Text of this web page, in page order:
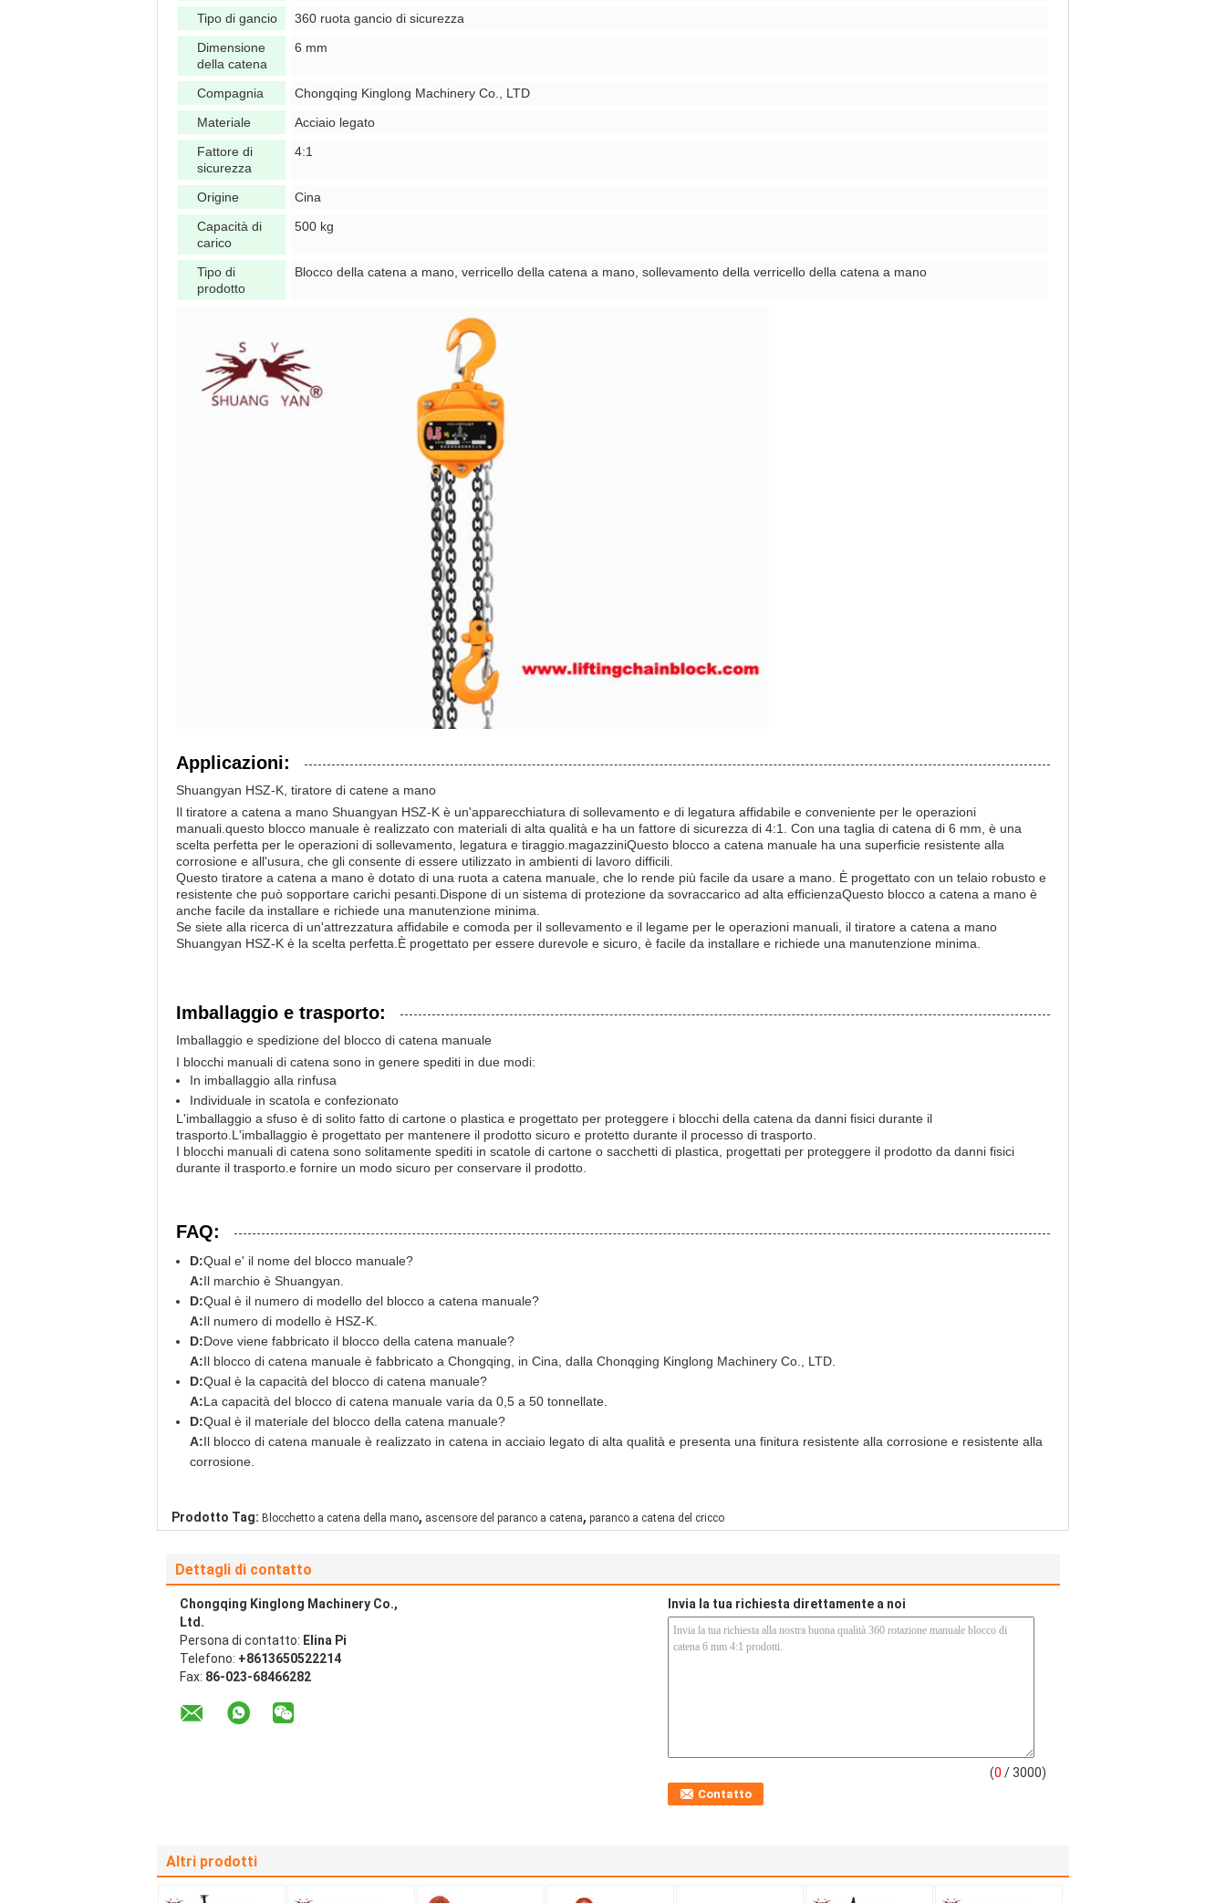
Tipo di gancio
360 ruota gancio di sicurezza
Dimensione
della catena
6 mm
Compagnia
Chongqing Kinglong Machinery Co., LTD
Materiale
Acciaio legato
Fattore di
sicurezza
4:1
Origine
Cina
Capacità di
carico
500 kg
Tipo di
prodotto
Blocco della catena a mano, verricello della catena a mano, sollevamento della verricello della catena a mano
Applicazioni:
Shuangyan HSZ-K, tiratore di catene a mano
Il tiratore a catena a mano Shuangyan HSZ-K è un'apparecchiatura di sollevamento e di legatura affidabile e conveniente per le operazioni
manuali.questo blocco manuale è realizzato con materiali di alta qualità e ha un fattore di sicurezza di 4:1. Con una taglia di catena di 6 mm, è una
scelta perfetta per le operazioni di sollevamento, legatura e tiraggio.magazziniQuesto blocco a catena manuale ha una superficie resistente alla
corrosione e all'usura, che gli consente di essere utilizzato in ambienti di lavoro difficili.
Questo tiratore a catena a mano è dotato di una ruota a catena manuale, che lo rende più facile da usare a mano. È progettato con un telaio robusto e
resistente che può sopportare carichi pesanti.Dispone di un sistema di protezione da sovraccarico ad alta efficienzaQuesto blocco a catena a mano è
anche facile da installare e richiede una manutenzione minima.
Se siete alla ricerca di un'attrezzatura affidabile e comoda per il sollevamento e il legame per le operazioni manuali, il tiratore a catena a mano
Shuangyan HSZ-K è la scelta perfetta.È progettato per essere durevole e sicuro, è facile da installare e richiede una manutenzione minima.
Imballaggio e trasporto:
Imballaggio e spedizione del blocco di catena manuale
I blocchi manuali di catena sono in genere spediti in due modi:
In imballaggio alla rinfusa
Individuale in scatola e confezionato
L'imballaggio a sfuso è di solito fatto di cartone o plastica e progettato per proteggere i blocchi della catena da danni fisici durante il
trasporto.L'imballaggio è progettato per mantenere il prodotto sicuro e protetto durante il processo di trasporto.
I blocchi manuali di catena sono solitamente spediti in scatole di cartone o sacchetti di plastica, progettati per proteggere il prodotto da danni fisici
durante il trasporto.e fornire un modo sicuro per conservare il prodotto.
FAQ:
D:Qual e' il nome del blocco manuale?
A:Il marchio è Shuangyan.
D:Qual è il numero di modello del blocco a catena manuale?
A:Il numero di modello è HSZ-K.
D:Dove viene fabbricato il blocco della catena manuale?
A:Il blocco di catena manuale è fabbricato a Chongqing, in Cina, dalla Chonqging Kinglong Machinery Co., LTD.
D:Qual è la capacità del blocco di catena manuale?
A:La capacità del blocco di catena manuale varia da 0,5 a 50 tonnellate.
D:Qual è il materiale del blocco della catena manuale?
A:Il blocco di catena manuale è realizzato in catena in acciaio legato di alta qualità e presenta una finitura resistente alla corrosione e resistente alla
corrosione.
Prodotto Tag: Blocchetto a catena della mano, ascensore del paranco a catena, paranco a catena del cricco
Dettagli di contatto
Chongqing Kinglong Machinery Co.,
Ltd.
Persona di contatto: Elina Pi
Telefono: +8613650522214
Fax: 86-023-68466282
Invia la tua richiesta direttamente a noi
(0 / 3000)
Altri prodotti